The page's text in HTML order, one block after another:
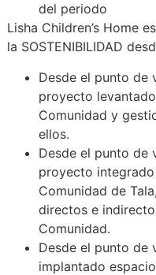
del periodo
Lisha Children’s Home
la SOSTENIBILIDAD
Desde el punto de
proyecto
Comunidad y
ellos.
Desde el punto de
proyecto
Comunidad de
directos e
Comunidad.
Desde el punto de
implantado